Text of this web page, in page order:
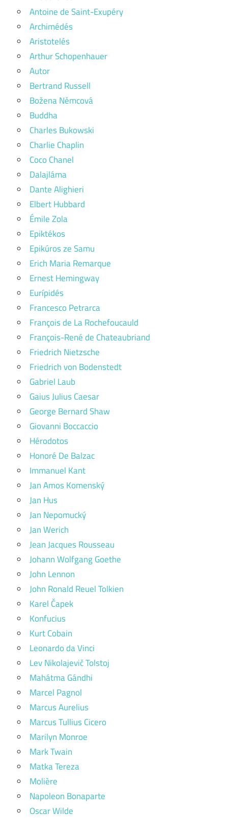
Antoine de Saint-Exupéry
Archimédés
Aristotelés
Arthur Schopenhauer
Autor
Bertrand Russell
Božena Němcová
Buddha
Charles Bukowski
Charlie Chaplin
Coco Chanel
Dalajláma
Dante Alighieri
Elbert Hubbard
Émile Zola
Epiktékos
Epikúros ze Samu
Erich Maria Remarque
Ernest Hemingway
Eurípidés
Francesco Petrarca
François de La Rochefoucauld
François-René de Chateaubriand
Friedrich Nietzsche
Friedrich von Bodenstedt
Gabriel Laub
Gaius Julius Caesar
George Bernard Shaw
Giovanni Boccaccio
Hérodotos
Honoré De Balzac
Immanuel Kant
Jan Amos Komenský
Jan Hus
Jan Nepomucký
Jan Werich
Jean Jacques Rousseau
Johann Wolfgang Goethe
John Lennon
John Ronald Reuel Tolkien
Karel Čapek
Konfucius
Kurt Cobain
Leonardo da Vinci
Lev Nikolajevič Tolstoj
Mahátma Gándhi
Marcel Pagnol
Marcus Aurelius
Marcus Tullius Cicero
Marilyn Monroe
Mark Twain
Matka Tereza
Molière
Napoleon Bonaparte
Oscar Wilde